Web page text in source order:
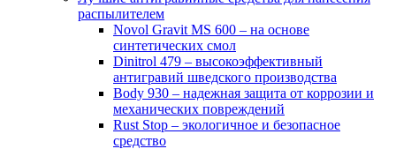
распылителем
Novol Gravit MS 600 – на основе
синтетических смол
Dinitrol 479 – высокоэффективный
антигравий шведского производства
Body 930 – надежная защита от коррозии и
механических повреждений
Rust Stop – экологичное и безопасное
средство